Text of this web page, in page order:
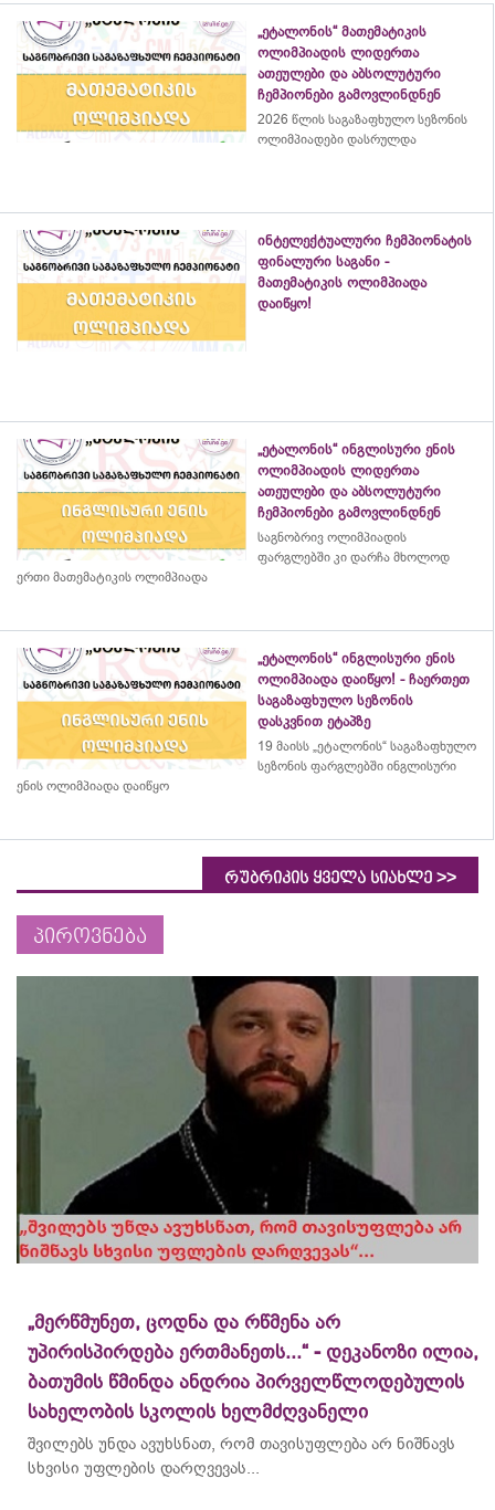
„ეტალონის“ მათემატიკის
ოლიმპიადის ლიდერთა
ათეულები და აბსოლუტური
ჩემპიონები გამოვლინდნენ
2026 წლის საგაზაფხულო სეზონის
ოლიმპიადები დასრულდა
ინტელექტუალური ჩემპიონატის
ფინალური საგანი -
მათემატიკის ოლიმპიადა
დაიწყო!
„ეტალონის“ ინგლისური ენის
ოლიმპიადის ლიდერთა
ათეულები და აბსოლუტური
ჩემპიონები გამოვლინდნენ
საგნობრივ ოლიმპიადის
ფარგლებში კი დარჩა მხოლოდ
ერთი მათემატიკის ოლიმპიადა
„ეტალონის“ ინგლისური ენის
ოლიმპიადა დაიწყო! - ჩაერთეთ
საგაზაფხულო სეზონის
დასკვნით ეტაპზე
19 მაისს „ეტალონის“ საგაზაფხულო
სეზონის ფარგლებში ინგლისური
ენის ოლიმპიადა დაიწყო
რუბრიკის ყველა სიახლე >>
პიროვნება
„მერწმუნეთ, ცოდნა და რწმენა არ
უპირისპირდება ერთმანეთს...“ - დეკანოზი ილია,
ბათუმის წმინდა ანდრია პირველწლოდებულის
სახელობის სკოლის ხელმძღვანელი
შვილებს უნდა ავუხსნათ, რომ თავისუფლება არ ნიშნავს
სხვისი უფლების დარღვევას...